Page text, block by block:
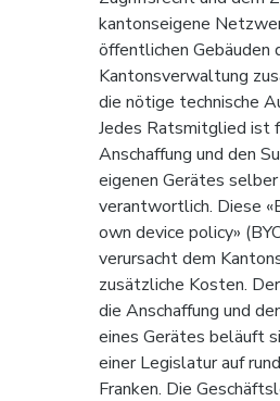
kantonseigene
öffentlichen Gebäuden
Kantonsverwaltung
die nötige technische
Jedes Ratsmitglied ist
Anschaffung und den
eigenen Gerätes selber
verantwortlich. Diese
own device policy»
verursacht dem
zusätzliche Kosten.
die Anschaffung und
eines Gerätes beläuft
einer Legislatur auf
Franken. Die